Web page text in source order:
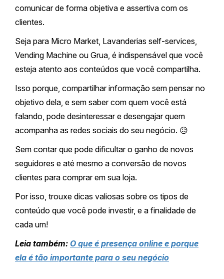
comunicar de forma objetiva e assertiva com os
clientes.
Seja para Micro Market, Lavanderias self-services,
Vending Machine ou Grua, é indispensável que você
esteja atento aos conteúdos que você compartilha.
Isso porque, compartilhar informação sem pensar no
objetivo dela, e sem saber com quem você está
falando, pode desinteressar e desengajar quem
acompanha as redes sociais do seu negócio. 😥
Sem contar que pode dificultar o ganho de novos
seguidores e até mesmo a conversão de novos
clientes para comprar em sua loja.
Por isso, trouxe dicas valiosas sobre os tipos de
conteúdo que você pode investir, e a finalidade de
cada um!
Leia também: O que é presença online e porque
ela é tão importante para o seu negócio